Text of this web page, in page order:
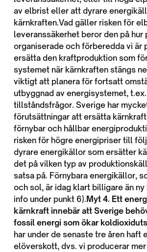
av elbrist eller att dyrare
kärnkraften.Vad gäller risken för
leveranssäkerhet beror den på hur
organiserade och förberedda vi är
ersätta den kraftproduktion som
systemet när kärnkraften stängs
viktigt att planera för fortsatt
utbyggnad av energisystemet,
tillståndsfrågor. Sverige har
förutsättningar att ersätta kärnkraft
förnybar och hållbar
risken för högre energipriser till
dyrare energikällor som ersätter
det på vilken typ av
satsa på. Förnybara energikällor,
och sol, är idag klart billigare än
info under punkt 6). Myt 4. Ett
kärnkraft innebär att Sverige
fossil energi som ökar
har under de senaste tre åren haft
elöverskott, dvs. vi producerar mer